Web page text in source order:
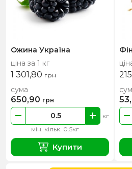
Ожина Україна
ціна за 1 кг
1 301,80 грн
мін. кільк. 0.5кг
кг
сума
650,90 грн
Купити